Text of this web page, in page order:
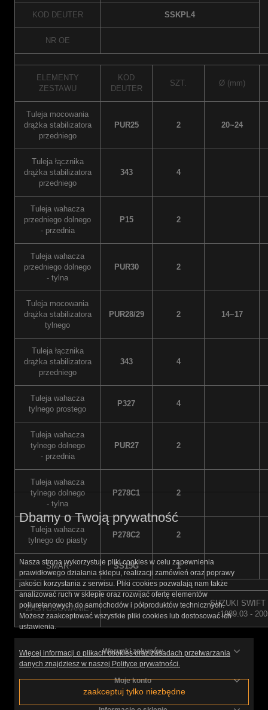
KOD DEUTER SSKPL4
NR OE
ELEMENTY
ZESTAWU
KOD
DEUTER
SZT. Ø (mm)
Tuleja mocowania
drążka stabilizatora
przedniego
PUR25 2 20~24
Tuleja łącznika
drążka stabilizatora
przedniego
343 4
Tuleja wahacza
przedniego dolnego
- przednia
P15 2
Tuleja wahacza
przedniego dolnego
- tylna
PUR30 2
Tuleja mocowania
drążka stabilizatora
tylnego
PUR28/29 2 14~17
Tuleja łącznika
drążka stabilizatora
przedniego
343 4
Tuleja wahacza
tylnego prostego
P327 4
Tuleja wahacza
tylnego dolnego
- przednia
PUR27 2
Tuleja wahacza
tylnego dolnego
- tylna
P278C1 2
Tuleja wahacza
tylnego do piasty
P278C2 2
SMAR SS15G 1
ZASTOSOWANIE
SUZUKI SWIFT
1989.03 -
Warunki zakupów
Moje konto
Dbamy o Twoją prywatność
Nasza strona wykorzystuje pliki cookies w celu zapewnienia
prawidłowego działania sklepu, realizacji zamówień oraz poprawy
jakości korzystania z serwisu. Pliki cookies pozwalają nam także
analizować ruch w sklepie oraz rozwijać ofertę elementów
poliuretanowych do samochodów i półproduktów technicznych.
Możesz zaakceptować wszystkie pliki cookies lub dostosować ich
ustawienia.
Więcej informacji o plikach cookies oraz zasadach przetwarzania
danych znajdziesz w naszej Polityce prywatności.
zaakceptuj tylko niezbędne